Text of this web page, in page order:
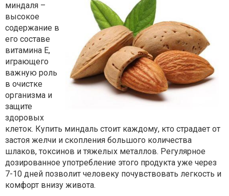
миндаля –
высокое
содержание в
его составе
витамина E,
играющего
важную роль
в очистке
организма и
защите
здоровых
клеток. Купить миндаль стоит каждому, кто страдает от
застоя желчи и скопления большого количества
шлаков, токсинов и тяжелых металлов. Регулярное
дозированное употребление этого продукта уже через
7-10 дней позволит человеку почувствовать легкость и
комфорт внизу живота.